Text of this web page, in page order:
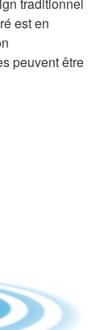
est en
peuvent être